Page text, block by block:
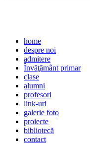
home
despre noi
admitere
Învăţământ primar
clase
alumni
profesori
link-uri
galerie foto
proiecte
bibliotecă
contact